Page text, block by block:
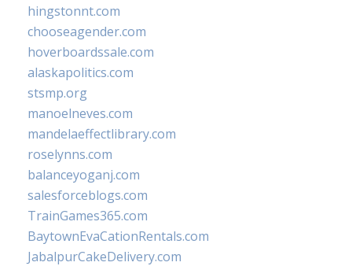
hingstonnt.com
chooseagender.com
hoverboardssale.com
alaskapolitics.com
stsmp.org
manoelneves.com
mandelaeffectlibrary.com
roselynns.com
balanceyoganj.com
salesforceblogs.com
TrainGames365.com
BaytownEvaCationRentals.com
JabalpurCakeDelivery.com